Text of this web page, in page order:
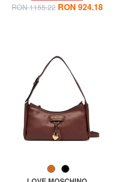
RON 1155.22 RON 924.18